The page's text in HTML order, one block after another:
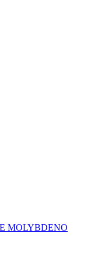
MOLYBDENO